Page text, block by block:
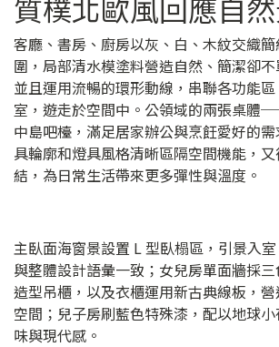
客廳、書房、廚房以灰、白、木紋交織
圍，局部清水模塗料營造自然、簡潔卻不
並且運用流暢的環形動線，串聯各功能
室，遊走於空間中。公領域的兩張桌體
中島吧檯，滿足居家辦公與烹飪愛好的
具輪廓和燈具風格清晰區隔空間機能，
結，為日常生活帶來更多彈性與溫度。
主臥面海窗景設置 L 型臥榻區，引景入
與整體設計語彙一致；女兒房單面牆採
造型吊櫃，以及衣櫃運用新古典線板，
空間；兒子房刷藍色特殊漆，配以地球
味與現代感。